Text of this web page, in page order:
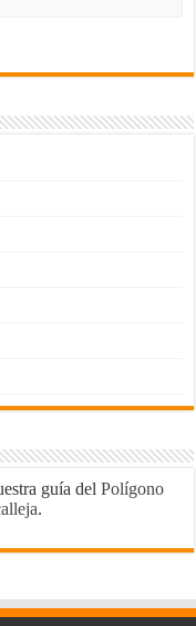
guía delPolígono
.